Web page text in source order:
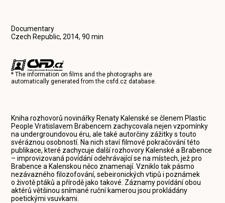
Documentary
Czech Republic, 2014, 90 min
* The information on films and the photographs are
automatically generated from thecsfd.cz database.
Kniha rozhovorů novinářky Renaty Kalenské se členem Plastic
People Vratislavem Brabencem zachycovala nejen vzpomínky
na undergroundovou éru, ale také autorčiny zážitky s touto
svéráznou osobností. Na nich staví filmové pokračování této
publikace, které zachycuje další rozhovory Kalenské a Brabence
– improvizovaná povídání odehrávající se na místech, jež pro
Brabence a Kalenskou něco znamenají. Vzniklo tak pásmo
nezávazného filozofování, sebeironických vtipů i poznámek
o životě ptáků a přírodě jako takové. Záznamy povídání obou
aktérů většinou snímané ruční kamerou jsou prokládány
poetickými vsuvkami.